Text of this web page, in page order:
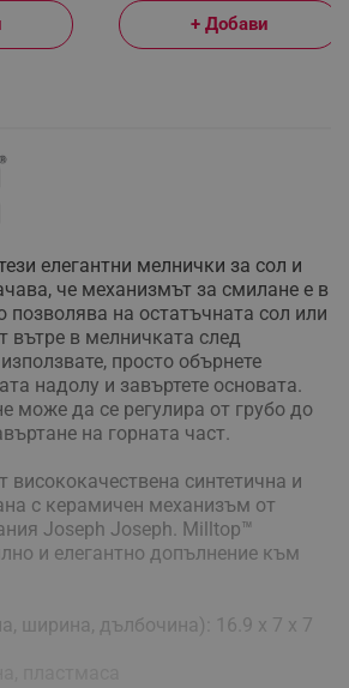
+ Добави
елегантни мелнички за сол и
че механизмът за смилане е в
позволява на остатъчната сол или
вътре в мелничката след
просто обърнете
надолу и завъртете основата.
може да се регулира от грубо до
на горната част.
висококачествена синтетична и
с керамичен механизъм от
Joseph Joseph. Milltop™
и елегантно допълнение към
ширина, дълбочина): 16.9 x 7 x 7